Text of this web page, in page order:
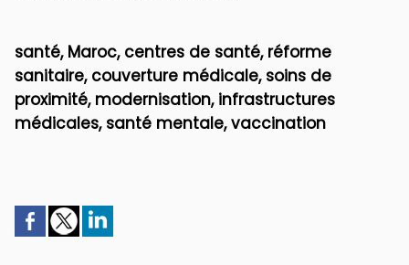
santé, Maroc, centres de santé, réforme
sanitaire, couverture médicale, soins de
proximité, modernisation, infrastructures
médicales, santé mentale, vaccination